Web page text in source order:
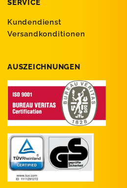
SERVICE
Kundendienst
Versandkonditionen
AUSZEICHNUNGEN